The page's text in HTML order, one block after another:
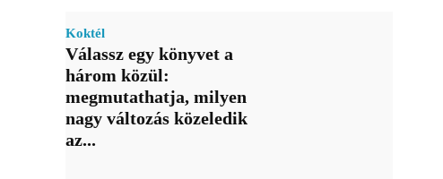
Koktél
Válassz egy könyvet a
három közül:
megmutathatja, milyen
nagy változás közeledik
az...